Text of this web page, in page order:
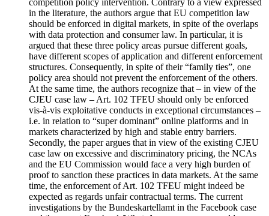
in the literature, the authors argue that EU competition law
should be enforced in digital markets, in spite of the overlaps
with data protection and consumer law. In particular, it is
argued that these three policy areas pursue different goals,
have different scopes of application and different enforcement
structures. Consequently, in spite of their “family ties”, one
policy area should not prevent the enforcement of the others.
At the same time, the authors recognize that – in view of the
CJEU case law – Art. 102 TFEU should only be enforced
vis-à-vis exploitative conducts in exceptional circumstances –
i.e. in relation to “super dominant” online platforms and in
markets characterized by high and stable entry barriers.
Secondly, the paper argues that in view of the existing CJEU
case law on excessive and discriminatory pricing, the NCAs
and the EU Commission would face a very high burden of
proof to sanction these practices in data markets. At the same
time, the enforcement of Art. 102 TFEU might indeed be
expected as regards unfair contractual terms. The current
investigations by the Bundeskartellamt in the Facebook case